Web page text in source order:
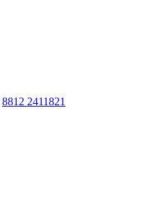
8812 2411821